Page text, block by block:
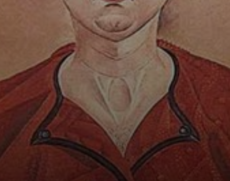
estúdio,
acompanhado
pelo gravador
Enric Guitart.